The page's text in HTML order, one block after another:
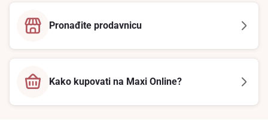
Pronađite prodavnicu
Kako kupovati na Maxi Online?